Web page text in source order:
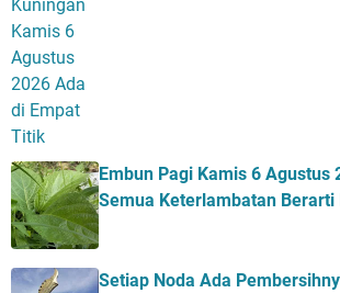
Embun Pagi Kamis 6 Agustus
Semua Keterlambatan Berarti
Setiap Noda Ada